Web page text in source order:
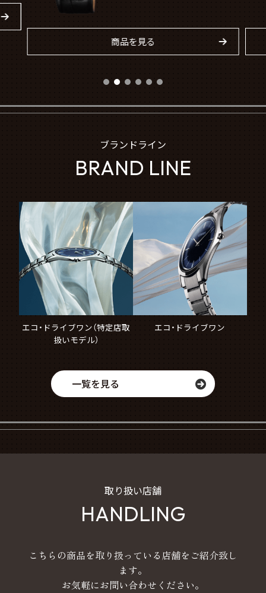
商品を見る
ブランドライン
BRAND LINE
エコ・ドライブワン（特定店取
扱いモデル）
エコ・ドライブワン
一覧を見る
取り扱い店舗
HANDLING
こちらの商品を取り扱っている店舗をご紹介致し
ます。
お気軽にお問い合わせください。